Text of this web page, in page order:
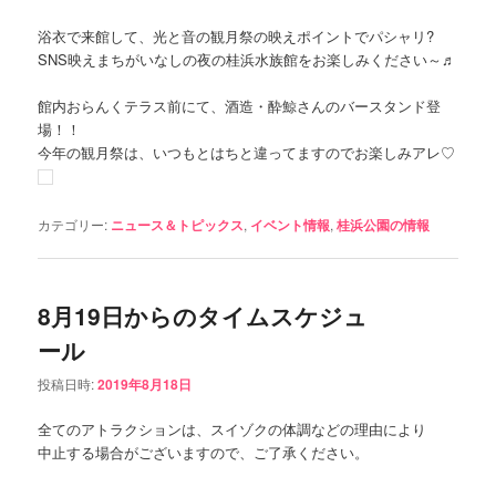
浴衣で来館して、光と音の観月祭の映えポイントでパシャリ?
SNS映えまちがいなしの夜の桂浜水族館をお楽しみください～♬
館内おらんくテラス前にて、酒造・酔鯨さんのバースタンド登
場！！
今年の観月祭は、いつもとはちと違ってますのでお楽しみアレ♡
カテゴリー: ニュース＆トピックス, イベント情報,桂浜公園の情報
8月19日からのタイムスケジュ
ール
投稿日時:2019年8月18日
全てのアトラクションは、スイゾクの体調などの理由により
中止する場合がございますので、ご了承ください。